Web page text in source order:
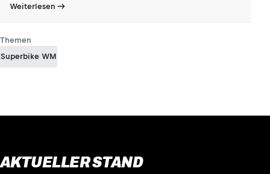
Weiterlesen
Themen
Superbike WM
AKTUELLER STAND